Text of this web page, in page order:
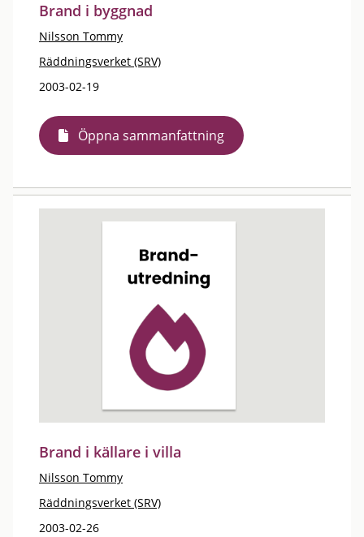
Brand i byggnad
Nilsson Tommy
Räddningsverket (SRV)
2003-02-19
Öppna sammanfattning
Brand i källare i villa
Nilsson Tommy
Räddningsverket (SRV)
2003-02-26